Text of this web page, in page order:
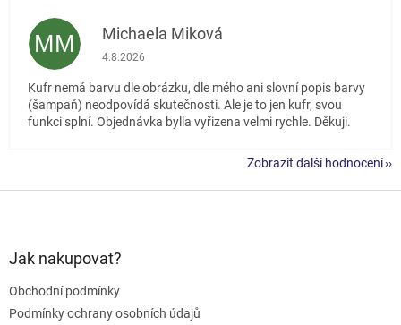
MM Michaela Miková
Hodnocení obchodu je 5 z 5 hvězdiček.
4.8.2026
Kufr nemá barvu dle obrázku, dle mého ani slovní popis barvy
(šampaň) neodpovídá skutečnosti. Ale je to jen kufr, svou
funkci splní. Objednávka bylla vyřizena velmi rychle. Děkuji.
Zobrazit další hodnocení
Jak nakupovat?
Obchodní podmínky
Podmínky ochrany osobních údajů